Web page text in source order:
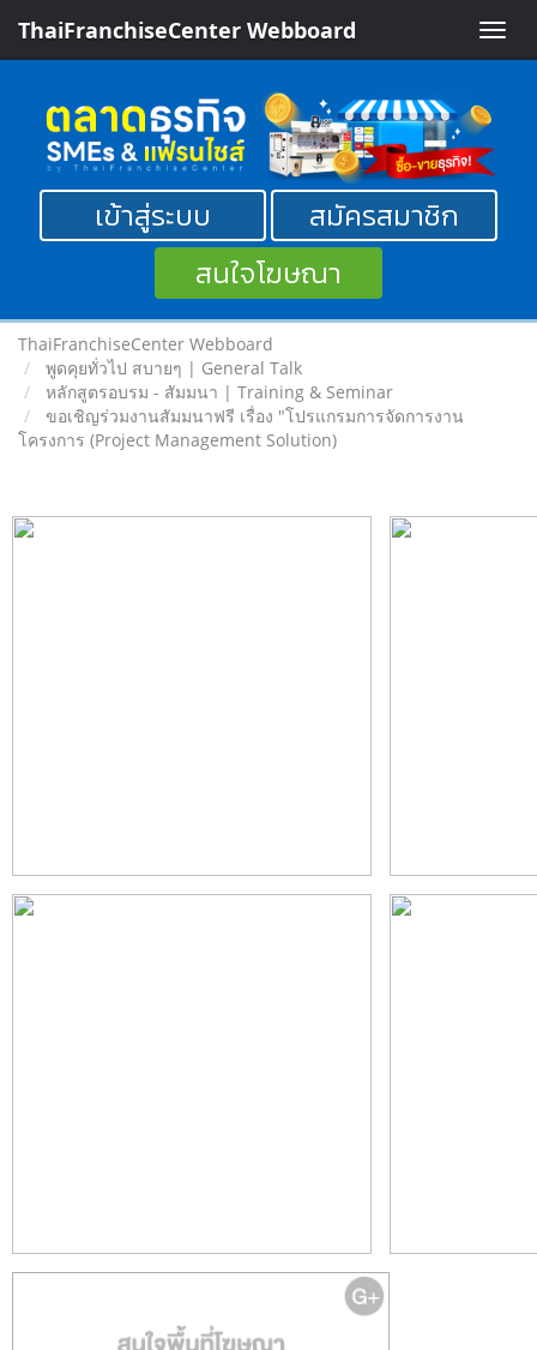
Toggle
ThaiFranchiseCenter Webboard
เข้าสู่ระบบ
สมัครสมาชิก
สนใจโฆษณา
ThaiFranchiseCenter Webboard
พูดคุยทั่วไป สบายๆ | General Talk
หลักสูตรอบรม - สัมมนา | Training & Seminar
ขอเชิญร่วมงานสัมมนาฟรี เรื่อง "โปรแกรมการจัดการงาน
โครงการ (Project Management Solution)